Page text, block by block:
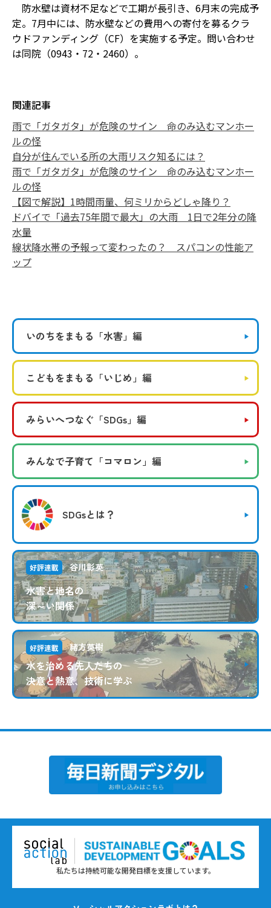
防水壁は資材不足などで工期が長引き、6月末の完成予
定。7月中には、防水壁などの費用への寄付を募るクラ
ウドファンディング（CF）を実施する予定。問い合わせ
は同院（0943・72・2460）。
関連記事
雨で「ガタガタ」が危険のサイン 命のみ込むマンホー
ルの怪
自分が住んでいる所の大雨リスク知るには？
雨で「ガタガタ」が危険のサイン 命のみ込むマンホー
ルの怪
【図で解説】1時間雨量、何ミリからどしゃ降り？
ドバイで「過去75年間で最大」の大雨 1日で2年分の降
水量
線状降水帯の予報って変わったの？ スパコンの性能ア
ップ
いのちをまもる 「水害」編
こどもをまもる 「いじめ」編
みらいへつなぐ 「SDGs」編
みんなで子育て 「コマロン」編
SDGsとは？
好評連載 谷川彰英
水害と地名の
深～い関係
好評連載 緒方英樹
水を治める先人たちの
決意と熱意、技術に学ぶ
私たちは持続可能な開発目標を支援しています。